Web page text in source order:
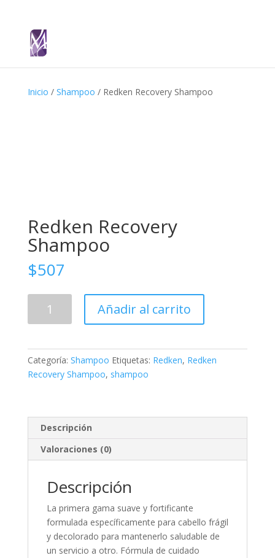
Inicio / Shampoo / Redken Recovery Shampoo
Redken Recovery
Shampoo
$507
Recovery
Añadir al carrito
Categoría: Shampoo Etiquetas: Redken, Redken
Recovery Shampoo, shampoo
Descripción
Valoraciones (0)
Descripción
La primera gama suave y fortificante
formulada específicamente para cabello frágil
y decolorado para mantenerlo saludable de
un servicio a otro. Fórmula de cuidado